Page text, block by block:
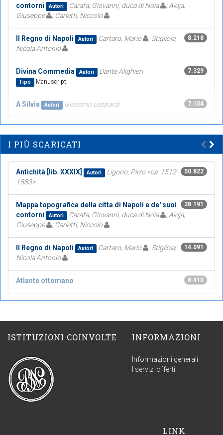
contorni
Autori Carafa, Giovanni, duca di Noia
; Aloja,
Giuseppe
; Carletti, Niccolo
8.218
Il Regno di Napoli Autori Cartaro, Mario
; Stigliola,
Nicola Antonio
7.329
Divina Commedia Autori Dante Alighieri
Tipo Manuscript
7.154
A Silvia Autori Giacomo Leopardi
I PIÙ SCARICATI
50.822
Antichità [lib. XXXIX] Autori
Ligorio, Pirro <ca. 1512-
1583>
28.191
Mappa topografica della citta di Napoli e de' suoi
contorni
Autori Carafa, Giovanni, duca di Noia
; Aloja,
Giuseppe
; Carletti, Niccolo
14.091
Il Regno di Napoli Autori Cartaro, Mario
; Stigliola,
Nicola Antonio
8.410
Atlante ottomano
ISTITUZIONI COINVOLTE INFORMAZIONI
Informazioni generali
I servizi offerti
LINK